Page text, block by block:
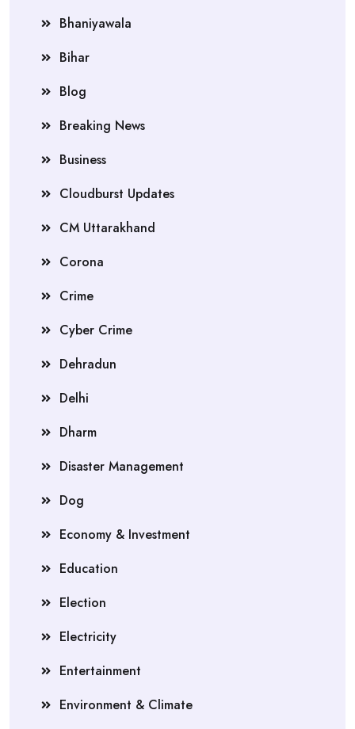
Bhaniyawala
Bihar
Blog
Breaking News
Business
Cloudburst Updates
CM Uttarakhand
Corona
Crime
Cyber Crime
Dehradun
Delhi
Dharm
Disaster Management
Dog
Economy & Investment
Education
Election
Electricity
Entertainment
Environment & Climate